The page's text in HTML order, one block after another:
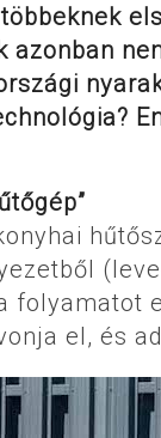
azonban
folyamatot
el, és